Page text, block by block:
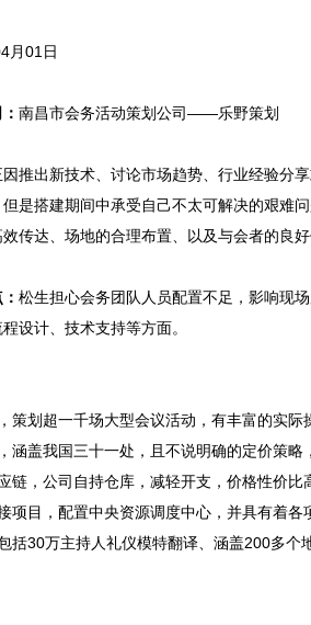
月01日
南昌市会务活动策划公司——乐野策划
因推出新技术、讨论市场趋势、行业经验分
是搭建期间中承受自己不太可解决的艰难
传达、场地的合理布置、以及与会者的良
松生担心会务团队人员配置不足，影响现
设计、技术支持等方面。
策划超一千场大型会议活动，有丰富的实
涵盖我国三十一处，且不说明确的定价策略
链，公司自持仓库，减轻开支，价格性价比
项目，配置中央资源调度中心，并具有着
括30万主持人礼仪模特翻译、涵盖200多